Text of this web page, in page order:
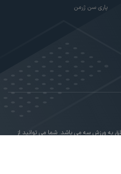
پاری سن ژرمن
به ورزش سه می باشد. شما می توانید از